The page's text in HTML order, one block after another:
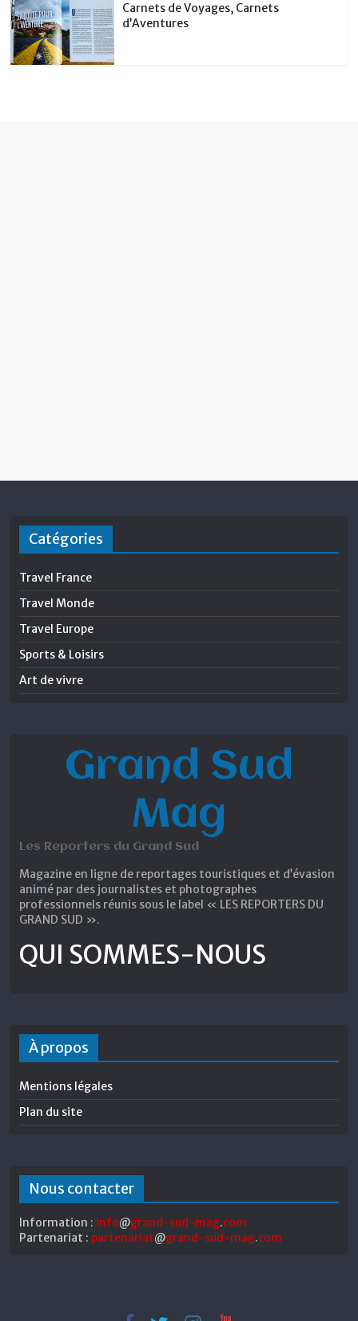
Carnets de Voyages, Carnets
d’Aventures
Catégories
Travel France
Travel Monde
Travel Europe
Sports & Loisirs
Art de vivre
Grand Sud
Mag
Les Reporters du Grand Sud
Magazine en ligne de reportages touristiques et d’évasion
animé par des journalistes et photographes
professionnels réunis sous le label « LES REPORTERS DU
GRAND SUD ».
QUI SOMMES-NOUS
À propos
Mentions légales
Plan du site
Nous contacter
Information : info@grand-sud-mag.com
Partenariat : partenariat@grand-sud-mag.com